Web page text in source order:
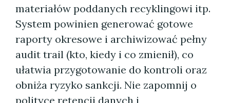
materiałów poddanych recyklingowi itp.
System powinien generować gotowe
raporty okresowe i archiwizować pełny
audit trail (kto, kiedy i co zmienił), co
ułatwia przygotowanie do kontroli oraz
obniża ryzyko sankcji. Nie zapomnij o
polityce retencji danych i